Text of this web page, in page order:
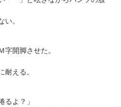
。
字開脚させた。
える。
るよ？」